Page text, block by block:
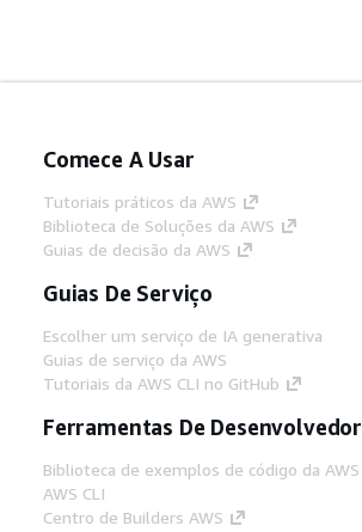
Comece A Usar
Tutoriais práticos da AWS
Biblioteca de Soluções da AWS
Guias de decisão da AWS
Guias De Serviço
Escolher um serviço de IA generativa
Guias de serviço da AWS
Tutoriais da AWS CLI no GitHub
Ferramentas De Desenvolvedor
Biblioteca de exemplos de código da AWS
AWS CLI
Centro de Builders AWS